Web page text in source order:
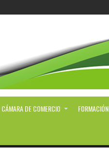
CÁMARA DE COMERCIO FORMACIÓN